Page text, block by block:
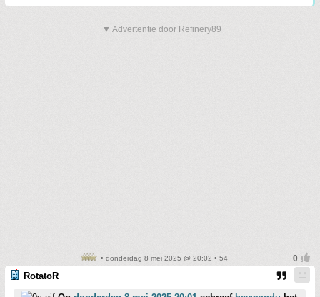
▼ Advertentie door Refinery89
• donderdag 8 mei 2025 @ 20:02 • 54
RotatoR